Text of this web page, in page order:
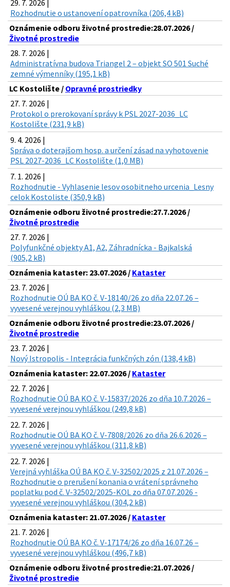
29. 7. 2026 |
Rozhodnutie o ustanovení opatrovníka (206,4 kB)
Oznámenie odboru životné prostredie:28.07.2026 /
Životné prostredie
28. 7. 2026 |
Administratívna budova Triangel 2 – objekt SO 501 Suché
zemné výmenníky (195,1 kB)
LC Kostolište / Opravné prostriedky
27. 7. 2026 |
Protokol o prerokovaní správy k PSL 2027-2036_LC
Kostolište (231,9 kB)
9. 4. 2026 |
Správa o doterajšom hosp. a určení zásad na vyhotovenie
PSL 2027-2036_LC Kostolište (1,0 MB)
7. 1. 2026 |
Rozhodnutie - Vyhlasenie lesov osobitneho urcenia_Lesny
celok Kostoliste (350,9 kB)
Oznámenie odboru životné prostredie:27.7.2026 /
Životné prostredie
27. 7. 2026 |
Polyfunkčné objekty A1, A2, Záhradnícka - Bajkalská
(905,2 kB)
Oznámenia kataster: 23.07.2026 / Kataster
23. 7. 2026 |
Rozhodnutie OÚ BA KO č. V-18140/26 zo dňa 22.07.26 –
vyvesené verejnou vyhláškou (2,3 MB)
Oznámenie odboru životné prostredie:23.07.2026 /
Životné prostredie
23. 7. 2026 |
Nový Istropolis - Integrácia funkčných zón (138,4 kB)
Oznámenia kataster: 22.07.2026 / Kataster
22. 7. 2026 |
Rozhodnutie OÚ BA KO č. V-15837/2026 zo dňa 10.7.2026 –
vyvesené verejnou vyhláškou (249,8 kB)
22. 7. 2026 |
Rozhodnutie OÚ BA KO č. V-7808/2026 zo dňa 26.6.2026 –
vyvesené verejnou vyhláškou (311,8 kB)
22. 7. 2026 |
Verejná vyhláška OÚ BA KO č. V-32502/2025 z 21.07.2026 –
Rozhodnutie o prerušení konania o vrátení správneho
poplatku pod č. V-32502/2025-KOL zo dňa 07.07.2026 -
vyvesené verejnou vyhláškou (304,2 kB)
Oznámenia kataster: 21.07.2026 / Kataster
21. 7. 2026 |
Rozhodnutie OÚ BA KO č. V-17174/26 zo dňa 16.07.26 –
vyvesené verejnou vyhláškou (496,7 kB)
Oznámenie odboru životné prostredie:21.07.2026 /
Životné prostredie